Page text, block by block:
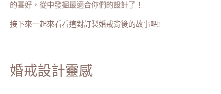
的喜好，從中發掘最適合你們的設計了！
接下來一起來看看這對訂製婚戒背後的故事吧!
婚戒設計靈感